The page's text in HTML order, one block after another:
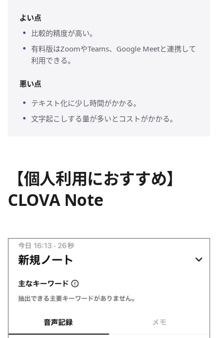
よい点
比較的精度が高い。
有料版はZoomやTeams、Google Meetと連携して
利用できる。
悪い点
テキスト化に少し時間がかかる。
文字起こしする量が多いとコストがかかる。
【個人利用におすすめ】
CLOVA Note